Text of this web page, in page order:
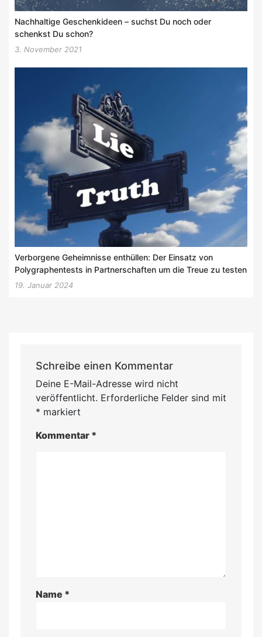
Nachhaltige Geschenkideen – suchst Du noch oder
schenkst Du schon?
3. November 2021
Verborgene Geheimnisse enthüllen: Der Einsatz von
Polygraphentests in Partnerschaften um die Treue zu testen
19. Januar 2024
Schreibe einen Kommentar
Deine E-Mail-Adresse wird nicht
veröffentlicht. Erforderliche Felder sind mit
* markiert
Kommentar *
Name *